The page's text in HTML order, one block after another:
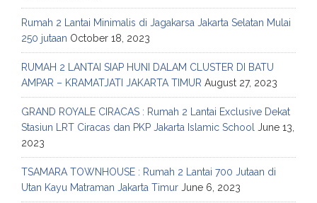
Rumah 2 Lantai Minimalis di Jagakarsa Jakarta Selatan Mulai
250 jutaan October 18, 2023
RUMAH 2 LANTAI SIAP HUNI DALAM CLUSTER DI BATU
AMPAR – KRAMATJATI JAKARTA TIMUR August 27, 2023
GRAND ROYALE CIRACAS : Rumah 2 Lantai Exclusive Dekat
Stasiun LRT Ciracas dan PKP Jakarta Islamic School
June 13,
2023
TSAMARA TOWNHOUSE : Rumah 2 Lantai 700 Jutaan di
Utan Kayu Matraman Jakarta Timur June 6, 2023